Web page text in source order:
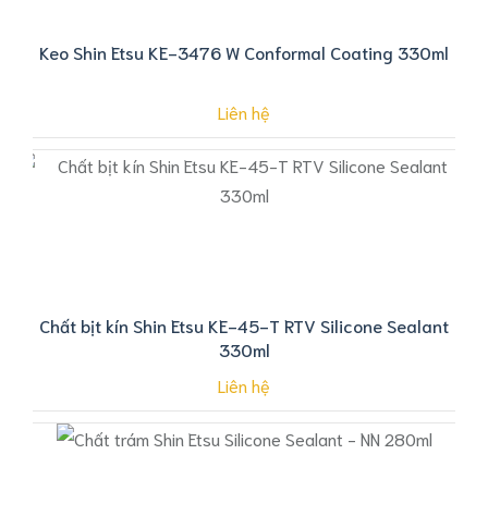
Keo Shin Etsu KE-3476 W Conformal Coating 330ml
Liên hệ
Chất bịt kín Shin Etsu KE-45-T RTV Silicone Sealant
330ml
Liên hệ